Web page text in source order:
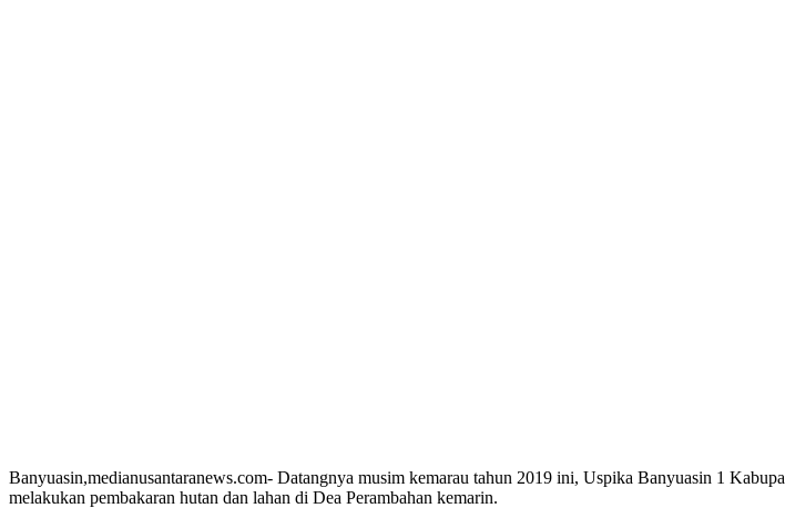
Banyuasin,medianusantaranews.com- Datangnya musim kemarau tahun 2019 ini, Uspika Banyuasin 1
melakukan pembakaran hutan dan lahan di Dea Perambahan kemarin.